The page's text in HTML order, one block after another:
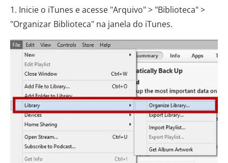
1. Inicie o iTunes e acesse "Arquivo" > "Biblioteca" >
"Organizar Biblioteca" na janela do iTunes.